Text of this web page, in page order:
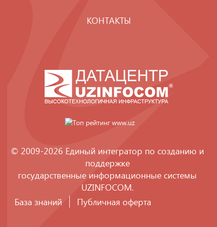
КОНТАКТЫ
© 2009-2026 Единый интегратор по созданию и
поддержке
государственные информационные системы
UZINFOCOM.
База знаний
Публичная оферта